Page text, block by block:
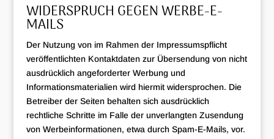
WIDERSPRUCH GEGEN WERBE-E-
MAILS
Der Nutzung von im Rahmen der Impressumspflicht
veröffentlichten Kontaktdaten zur Übersendung von nicht
ausdrücklich angeforderter Werbung und
Informationsmaterialien wird hiermit widersprochen. Die
Betreiber der Seiten behalten sich ausdrücklich
rechtliche Schritte im Falle der unverlangten Zusendung
von Werbeinformationen, etwa durch Spam-E-Mails, vor.